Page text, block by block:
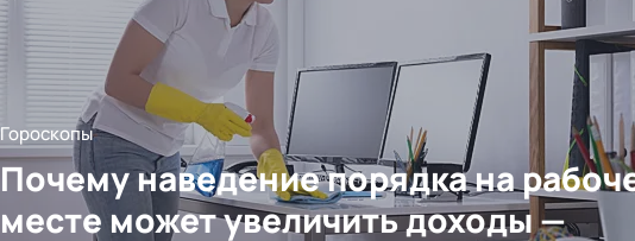
Гороскопы
Почему наведение порядка на
месте может увеличить доходы —